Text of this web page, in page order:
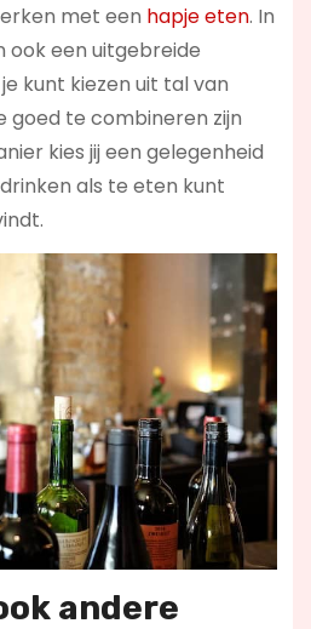
met een hapje eten. In
ook een uitgebreide
kunt kiezen uit tal van
te combineren zijn
kies jij een gelegenheid
als te eten kunt
andere